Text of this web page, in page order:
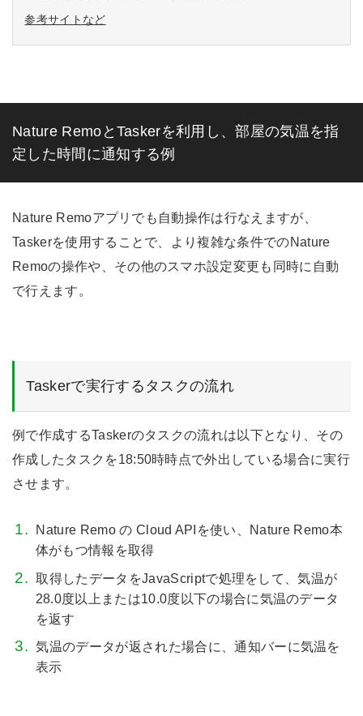
参考サイトなど
Nature RemoとTaskerを利用し、部屋の気温を指
定した時間に通知する例
Nature Remoアプリでも自動操作は行なえますが、
Taskerを使用することで、より複雑な条件でのNature
Remoの操作や、その他のスマホ設定変更も同時に自動
で行えます。
Taskerで実行するタスクの流れ
例で作成するTaskerのタスクの流れは以下となり、その
作成したタスクを18:50時時点で外出している場合に実行
させます。
Nature Remo の Cloud APIを使い、Nature Remo本
体がもつ情報を取得
取得したデータをJavaScriptで処理をして、気温が
28.0度以上または10.0度以下の場合に気温のデータ
を返す
気温のデータが返された場合に、通知バーに気温を
表示